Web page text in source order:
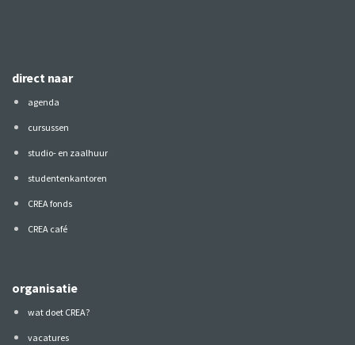
direct naar
agenda
cursussen
studio- en zaalhuur
studentenkantoren
CREA fonds
CREA café
organisatie
wat doet CREA?
vacatures